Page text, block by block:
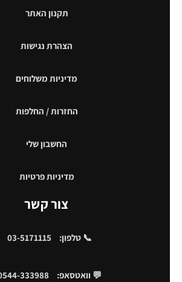
תקנון האתר
הצהרת נגישות
מדיניות משלוחים
החזרות / החלפות
החשבון שלי
מדיניות פרטיות
צור קשר
📞 טלפון: 03-5171115
💬 וואטסאפ: 0544-333988